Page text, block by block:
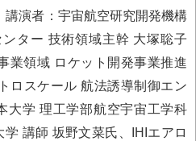
講演者：宇宙航空研究開発機構
ンター 技術領域主幹 大塚聡子
業領域 ロケット開発事業推進
ロスケール 航法誘導制御エン
大学 理工学部航空宇宙工学科
講師 坂野文菜氏、IHIエアロ